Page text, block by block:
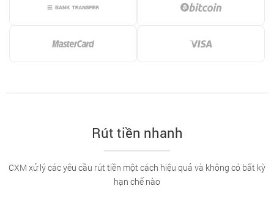
Rút tiền nhanh
CXM xử lý các yêu cầu rút tiền một cách hiệu quả và không có bất kỳ
hạn chế nào